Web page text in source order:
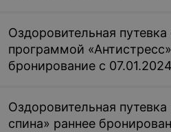
Оздоровительная
программой
бронирование с
Оздоровительная
спина» раннее